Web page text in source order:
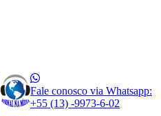
Fale conosco via Whatsapp:
+55 (13) -9973-6-02